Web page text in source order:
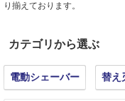
り揃えております。
カテゴリから選ぶ
電動シェーバー 替え